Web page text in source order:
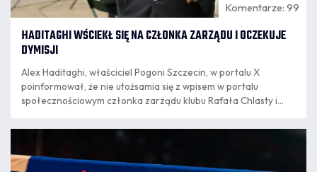
Komentarze: 99
HADITAGHI WŚCIEKŁ SIĘ NA CZŁONKA ZARZĄDU I OCZEKUJE
DYMISJI
Alex Haditaghi, właściciel Pogoni Szczecin, w portalu X
poinformował, że nie utożsamia się z wpisem w portalu
społecznościowym członka zarządu klubu Rafała Chlasty i
Chlasta jest także pracownikiem klubu i jak zapowiedział
personalnemu w celu zakończenia współpracy.
11:27